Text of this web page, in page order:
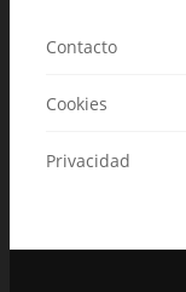
Contacto
Cookies
Privacidad